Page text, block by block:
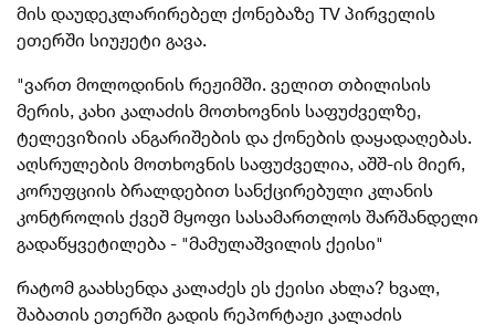
მის დაუდეკლარირებელ ქონებაზე TV პირველის
ეთერში სიუჟეტი გავა.
"ვართ მოლოდინის რეჟიმში. ველით თბილისის
მერის, კახი კალაძის მოთხოვნის საფუძველზე,
ტელევიზიის ანგარიშების და ქონების დაყადაღებას.
აღსრულების მოთხოვნის საფუძველია, აშშ-ის მიერ,
კორუფციის ბრალდებით სანქცირებული კლანის
კონტროლის ქვეშ მყოფი სასამართლოს შარშანდელი
გადაწყვეტილება - "მამულაშვილის ქეისი"
რატომ გაახსენდა კალაძეს ეს ქეისი ახლა? ხვალ,
შაბათის ეთერში გადის რეპორტაჟი კალაძის